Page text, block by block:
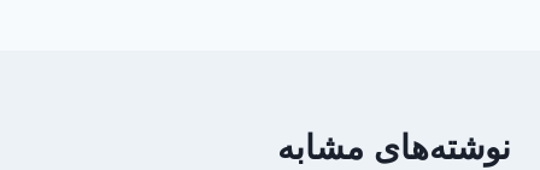
نوشته‌های مشابه